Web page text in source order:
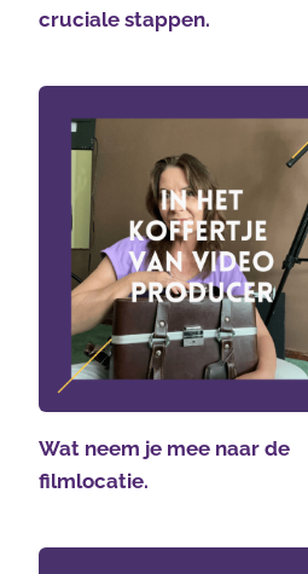
cruciale stappen.
Wat neem je mee naar de
filmlocatie.